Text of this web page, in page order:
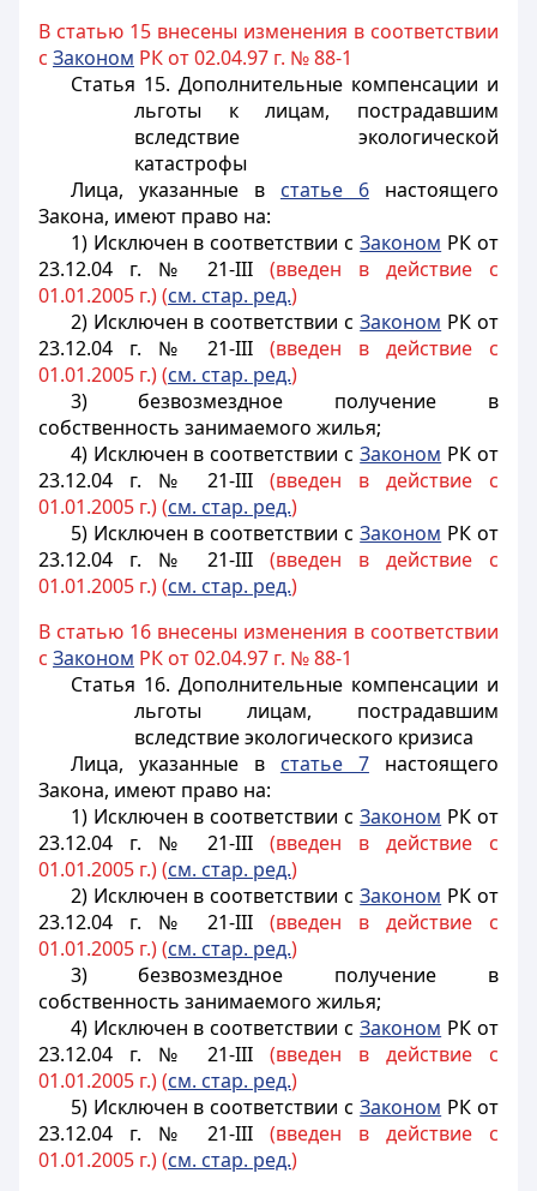
В статью 15 внесены изменения в соответствии
с Законом РК от 02.04.97 г. № 88-1
Статья 15. Дополнительные компенсации и
льготы к лицам, пострадавшим
вследствие экологической
катастрофы
Лица, указанные в статье 6настоящего
Закона, имеют право на:
1) Исключен в соответствии сЗаконом РК от
23.12.04 г. № 21-III (введен в действие с
01.01.2005 г.) (см. стар. ред.)
2) Исключен в соответствии сЗаконом РК от
23.12.04 г. № 21-III (введен в действие с
01.01.2005 г.) (см. стар. ред.)
3) безвозмездное получение в
собственность занимаемого жилья;
4) Исключен в соответствии сЗаконом РК от
23.12.04 г. № 21-III (введен в действие с
01.01.2005 г.) (см. стар. ред.)
5) Исключен в соответствии сЗаконом РК от
23.12.04 г. № 21-III (введен в действие с
01.01.2005 г.) (см. стар. ред.)
В статью 16 внесены изменения в соответствии
с Законом РК от 02.04.97 г. № 88-1
Статья 16. Дополнительные компенсации и
льготы лицам, пострадавшим
вследствие экологического кризиса
Лица, указанные в статье 7настоящего
Закона, имеют право на:
1) Исключен в соответствии сЗаконом РК от
23.12.04 г. № 21-III (введен в действие с
01.01.2005 г.) (см. стар. ред.)
2) Исключен в соответствии сЗаконом РК от
23.12.04 г. № 21-III (введен в действие с
01.01.2005 г.) (см. стар. ред.)
3) безвозмездное получение в
собственность занимаемого жилья;
4) Исключен в соответствии сЗаконом РК от
23.12.04 г. № 21-III (введен в действие с
01.01.2005 г.) (см. стар. ред.)
5) Исключен в соответствии сЗаконом РК от
23.12.04 г. № 21-III (введен в действие с
01.01.2005 г.) (см. стар. ред.)